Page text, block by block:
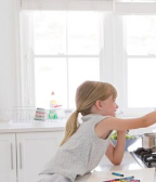
содержимому